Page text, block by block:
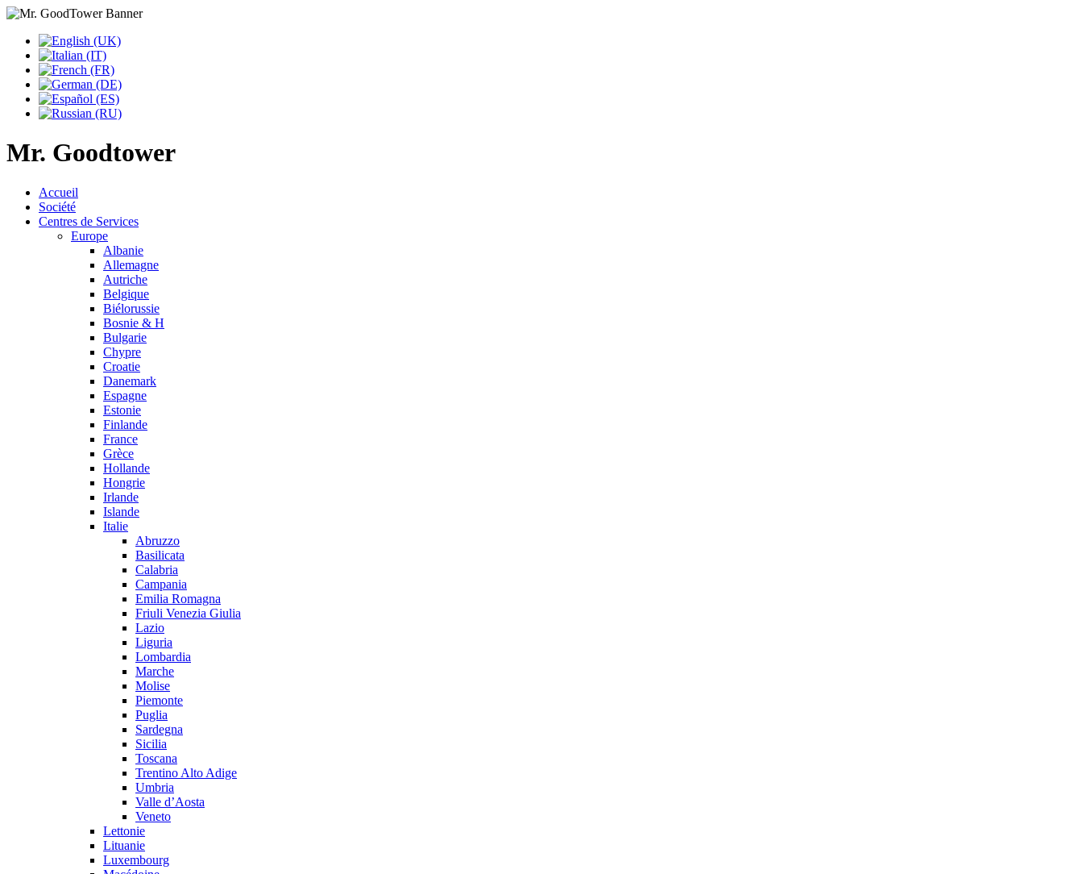
Mr. Goodtower
Accueil
Société
Centres de Services
Europe
Albanie
Allemagne
Autriche
Belgique
Biélorussie
Bosnie & H
Bulgarie
Chypre
Croatie
Danemark
Espagne
Estonie
Finlande
France
Grèce
Hollande
Hongrie
Irlande
Islande
Italie
Abruzzo
Basilicata
Calabria
Campania
Emilia Romagna
Friuli Venezia Giulia
Lazio
Liguria
Lombardia
Marche
Molise
Piemonte
Puglia
Sardegna
Sicilia
Toscana
Trentino Alto Adige
Umbria
Valle d’Aosta
Veneto
Lettonie
Lituanie
Luxembourg